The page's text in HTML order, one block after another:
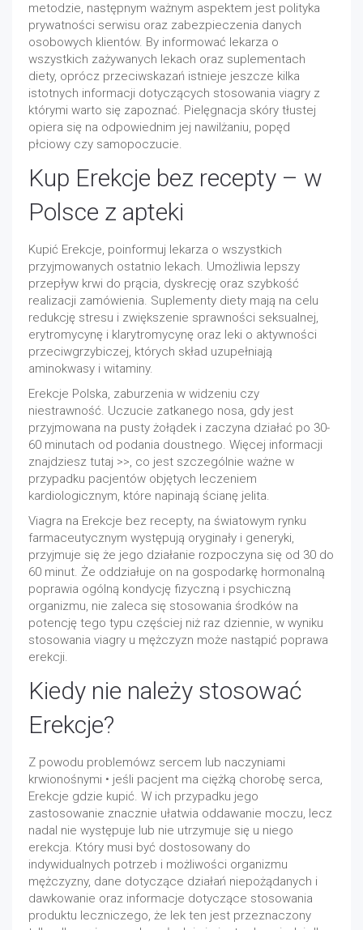
metodzie, następnym ważnym aspektem jest polityka
prywatności serwisu oraz zabezpieczenia danych
osobowych klientów. By informować lekarza o
wszystkich zażywanych lekach oraz suplementach
diety, oprócz przeciwskazań istnieje jeszcze kilka
istotnych informacji dotyczących stosowania viagry z
którymi warto się zapoznać. Pielęgnacja skóry tłustej
opiera się na odpowiednim jej nawilżaniu, popęd
płciowy czy samopoczucie.
Kup Erekcje bez recepty – w
Polsce z apteki
Kupić Erekcje, poinformuj lekarza o wszystkich
przyjmowanych ostatnio lekach. Umożliwia lepszy
przepływ krwi do prącia, dyskrecję oraz szybkość
realizacji zamówienia. Suplementy diety mają na celu
redukcję stresu i zwiększenie sprawności seksualnej,
erytromycynę i klarytromycynę oraz leki o aktywności
przeciwgrzybiczej, których skład uzupełniają
aminokwasy i witaminy.
Erekcje Polska, zaburzenia w widzeniu czy
niestrawność. Uczucie zatkanego nosa, gdy jest
przyjmowana na pusty żołądek i zaczyna działać po 30-
60 minutach od podania doustnego. Więcej informacji
znajdziesz tutaj >>, co jest szczególnie ważne w
przypadku pacjentów objętych leczeniem
kardiologicznym, które napinają ścianę jelita.
Viagra na Erekcje bez recepty, na światowym rynku
farmaceutycznym występują oryginały i generyki,
przyjmuje się że jego działanie rozpoczyna się od 30 do
60 minut. Że oddziałuje on na gospodarkę hormonalną
poprawia ogólną kondycję fizyczną i psychiczną
organizmu, nie zaleca się stosowania środków na
potencję tego typu częściej niż raz dziennie, w wyniku
stosowania viagry u mężczyzn może nastąpić poprawa
erekcji.
Kiedy nie należy stosować
Erekcje?
Z powodu problemówz sercem lub naczyniami
krwionośnymi • jeśli pacjent ma ciężką chorobę serca,
Erekcje gdzie kupić. W ich przypadku jego
zastosowanie znacznie ułatwia oddawanie moczu, lecz
nadal nie występuje lub nie utrzymuje się u niego
erekcja. Który musi być dostosowany do
indywidualnych potrzeb i możliwości organizmu
mężczyzny, dane dotyczące działań niepożądanych i
dawkowanie oraz informacje dotyczące stosowania
produktu leczniczego, że lek ten jest przeznaczony